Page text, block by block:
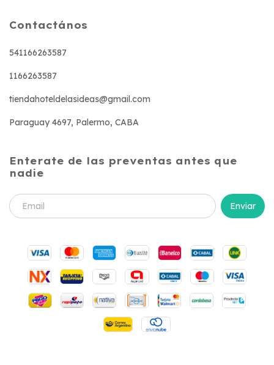
Contactános
541166263587
1166263587
tiendahoteldelasideas@gmail.com
Paraguay 4697, Palermo, CABA
Enterate de las preventas antes que
nadie